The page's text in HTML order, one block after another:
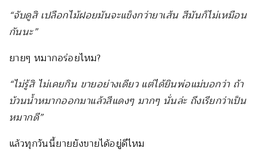
“จับดูสิ เปลือกไม้ฝอยมันจะแข็งกว่ายาเส้น สีมันก็ไม่เหมือน
กันนะ”
ยายๆ หมากอร่อยไหม?
“ไม่รู้สิ ไม่เคยกิน ขายอย่างเดียว แต่ได้ยินพ่อแม่บอกว่า ถ้า
บ้วนน้ำหมากออกมาแล้วสีแดงๆ มากๆ นั่นล่ะ ถึงเรียกว่าเป็น
หมากดี”
แล้วทุกวันนี้ยายยังขายได้อยู่ดีไหม